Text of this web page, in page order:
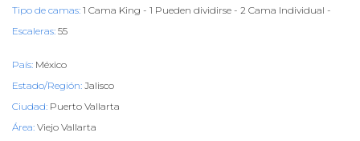
Tipo de camas: 1 Cama King - 1 Pueden dividirse - 2 Cama Individual -
Escaleras: 55
País: México
Estado/Región: Jalisco
Ciudad: Puerto Vallarta
Área: Viejo Vallarta